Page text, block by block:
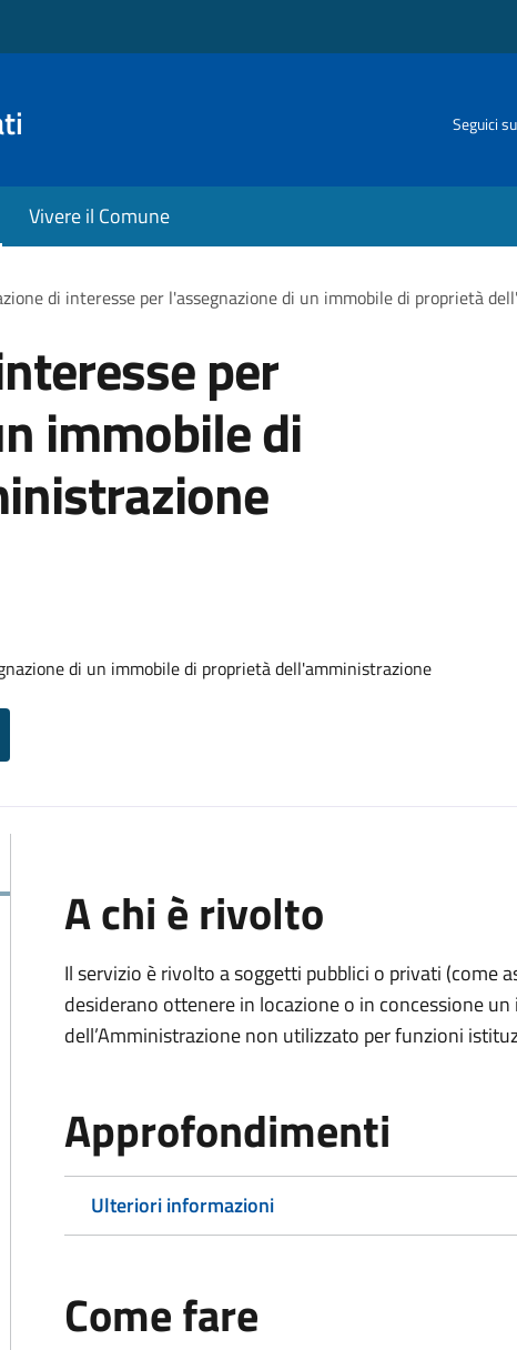
Seguici su
Vivere il Comune
di interesse per l'assegnazione di un immobile di proprietà
per
immobile di
di un immobile di proprietà dell'amministrazione
A chi è rivolto
Il servizio è rivolto a soggetti pubblici o privati (come
desiderano ottenere in locazione o in concessione
dell’Amministrazione non utilizzato per funzioni
Approfondimenti
Ulteriori informazioni
Come fare